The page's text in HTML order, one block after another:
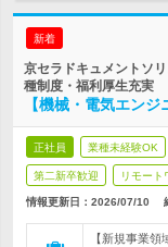
新着
京セラドキュメントソ
種制度・福利厚生充実
【機械・電気エン
正社員 業種未経験OK
第二新卒歓迎 リモート
情報更新日：2026/07/10
【新規事業